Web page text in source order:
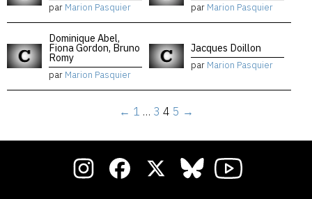
par Marion Pasquier par Marion Pasquier
Dominique Abel,
Fiona Gordon, Bruno
Romy
par Marion Pasquier
Jacques Doillon
par Marion Pasquier
← 1 … 3 4 5 →